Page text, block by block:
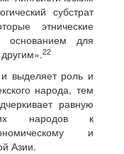
субстрат
этнические
основанием для
22
выделяет роль и
народа, тем
равную
народов к
и
Азии.